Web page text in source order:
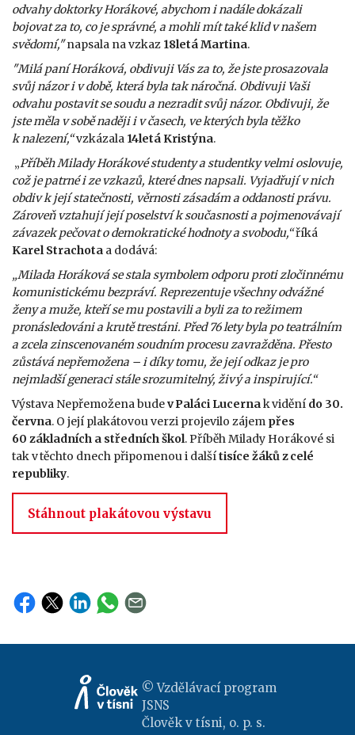
odvahy doktorky Horákové, abychom i nadále dokázali
bojovat za to, co je správné, a mohli mít také klid v našem
svědomí,"napsala na vzkaz 18letá Martina.
"Milá paní Horáková, obdivuji Vás za to, že jste prosazovala
svůj názor i v době, která byla tak náročná. Obdivuji Vaši
odvahu postavit se soudu a nezradit svůj názor. Obdivuji, že
jste měla v sobě naději i v časech, ve kterých byla těžko
k nalezení,“vzkázala 14letá Kristýna.
„Příběh Milady Horákové studenty a studentky velmi oslovuje,
což je patrné i ze vzkazů, které dnes napsali. Vyjadřují v nich
obdiv k její statečnosti, věrnosti zásadám a oddanosti právu.
Zároveň vztahují její poselství k současnosti a pojmenovávají
závazek pečovat o demokratické hodnoty a svobodu,“říká
Karel Strachota a dodává:
„Milada Horáková se stala symbolem odporu proti zločinnému
komunistickému bezpráví. Reprezentuje všechny odvážné
ženy a muže, kteří se mu postavili a byli za to režimem
pronásledováni a krutě trestáni. Před 76 lety byla po teatrálním
a zcela zinscenovaném soudním procesu zavražděna. Přesto
zůstává nepřemožena – i díky tomu, že její odkaz je pro
nejmladší generaci stále srozumitelný, živý a inspirující.“
Výstava Nepřemožena budev Paláci Lucernak vidění do 30.
června. O její plakátovou verzi projevilo zájem přes
60 základních a středních škol. Příběh Milady Horákové si
tak v těchto dnech připomenou i dalšítisíce žáků z celé
republiky.
Stáhnout plakátovou výstavu
© Vzdělávací program
JSNS
Člověk v tísni, o. p. s.